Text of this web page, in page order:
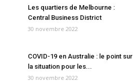
Les quartiers de Melbourne :
Central Business District
30 novembre 2022
COVID-19 en Australie : le point sur
la situation pour les...
30 novembre 2022